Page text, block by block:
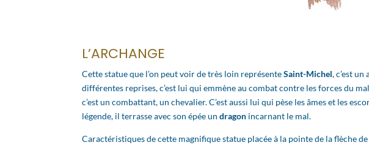
L’ARCHANGE
Cette statue que l’on peut voir de très loin représenteSaint-Michel, c’est un
différentes reprises, c’est lui qui emmène au combat contre les forces du
c’est un combattant, un chevalier. C’est aussi lui qui pèse les âmes et les
légende, il terrasse avec son épée undragon incarnant le mal.
Caractéristiques de cette magnifique statue placée à la pointe de la flèche de